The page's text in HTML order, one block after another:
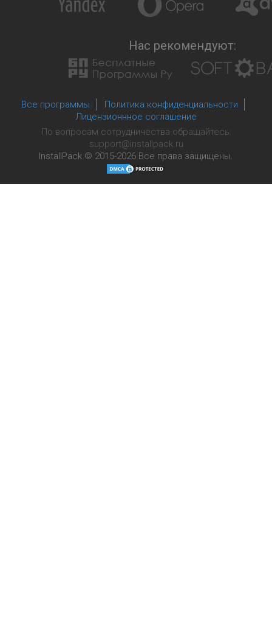
Нас рекомендуют:
Все программы
Политика конфиденциальности
Лицензионнное соглашение
По вопросам сотрудничества обращайтесь:
support@installpack.ru
InstallPack © 2015-2026 Все права защищены.